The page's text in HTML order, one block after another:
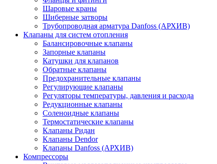
Шаровые краны
Шиберные затворы
Трубопроводная арматура Danfoss (АРХИВ)
Клапаны для систем отопления
Балансировочные клапаны
Запорные клапаны
Катушки для клапанов
Обратные клапаны
Предохранительные клапаны
Регулирующие клапаны
Регуляторы температуры, давления и расхода
Редукционные клапаны
Соленоидные клапаны
Термостатические клапаны
Клапаны Ридан
Клапаны Dendor
Клапаны Danfoss (АРХИВ)
Компрессоры